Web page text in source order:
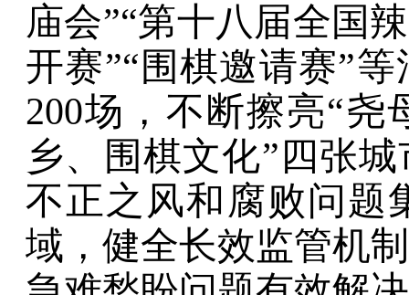
庙会”“第十八届全国
开赛”“ 围棋邀请赛”等
200场 ， 不断擦亮“尧
乡、围棋文化” 四张
不正之风和腐败问题
域，健全长效监管机